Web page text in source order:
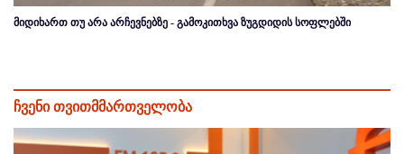
მიდიხართ თუ არა არჩევნებზე - გამოკითხვა ზუგდიდის სოფლებში
ჩვენი თვითმმართველობა